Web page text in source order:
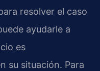
resolver el caso
ayudarle a
es
su situación. Para